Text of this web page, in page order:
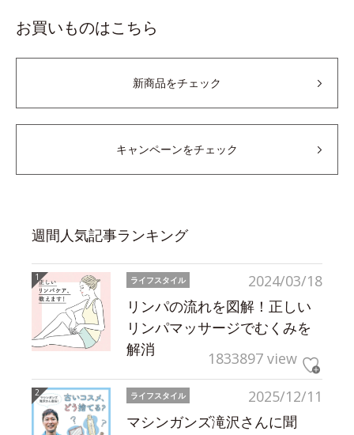
お買いものはこちら
新商品をチェック
キャンペーンをチェック
週間人気記事ランキング
2024/03/18
ライフスタイル
リンパの流れを図解！正しい
リンパマッサージでむくみを
解消
1833897 view
2025/12/11
ライフスタイル
マシンガンズ滝沢さんに聞